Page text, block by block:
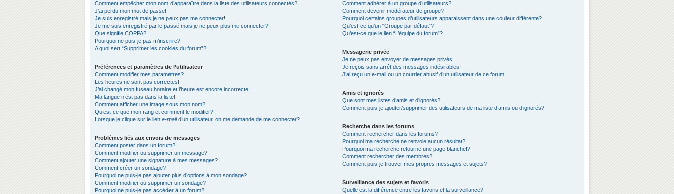
Comment empêcher mon nom d’apparaître dans la liste des utilisateurs connectés?
J’ai perdu mon mot de passe!
Je suis enregistré mais je ne peux pas me connecter!
Je me suis enregistré par le passé mais je ne peux plus me connecter?!
Que signifie COPPA?
Pourquoi ne puis-je pas m’inscrire?
A quoi sert “Supprimer les cookies du forum”?
Préférences et paramètres de l’utilisateur
Comment modifier mes paramètres?
Les heures ne sont pas correctes!
J’ai changé mon fuseau horaire et l’heure est encore incorrecte!
Ma langue n’est pas dans la liste!
Comment afficher une image sous mon nom?
Qu’est-ce que mon rang et comment le modifier?
Lorsque je clique sur le lien e-maild’un utilisateur, on me demande de me connecter?
Problèmes liés aux envois de messages
Comment poster dans un forum?
Comment modifier ou supprimer un message?
Comment ajouter une signature à mes messages?
Comment créer un sondage?
Pourquoi ne puis-je pas ajouter plus d’options à mon sondage?
Comment modifier ou supprimer un sondage?
Pourquoi ne puis-je pas accéder à un forum?
Comment adhérer à un groupe d’utilisateurs?
Comment devenir modérateur de groupe?
Pourquoi certains groupes d’utilisateurs apparaissent dans une couleur différente?
Qu’est-ce qu’un “Groupe par défaut”?
Qu’est-ce que le lien “L’équipe du forum”?
Messagerie privée
Je ne peux pas envoyer de messages privés!
Je reçois sans arrêt des messages indésirables!
J’ai reçu un e-mail ou un courrier abusif d’un utilisateur de ce forum!
Amis et ignorés
Que sont mes listes d’amis et d’ignorés?
Comment puis-je ajouter/supprimer des utilisateurs de ma liste d’amis ou d’ignorés?
Recherche dans les forums
Comment rechercher dans les forums?
Pourquoi ma recherche ne renvoie aucun résultat?
Pourquoi ma recherche retourne une page blanche!?
Comment rechercher des membres?
Comment puis-je trouver mes propres messages et sujets?
Surveillance des sujets et favoris
Quelle est la différence entre les favoris et la surveillance?